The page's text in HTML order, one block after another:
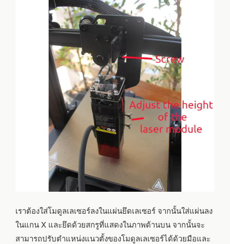
เราต้องใส่โมดูลเลเซอร์ลงในแผ่นยึดเลเซอร์ จากนั้นใส่แผ่นลง
ในแกน X และยึดด้วยสกรูที่แสดงในภาพด้านบน จากนั้นจะ
สามารถปรับตำแหน่งแนวตั้งของโมดูลเลเซอร์ได้ด้วยมือและ